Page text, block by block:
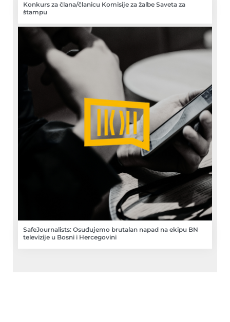
Konkurs za člana/članicu Komisije za žalbe Saveta za
štampu
SafeJournalists: Osuđujemo brutalan napad na ekipu BN
televizije u Bosni i Hercegovini